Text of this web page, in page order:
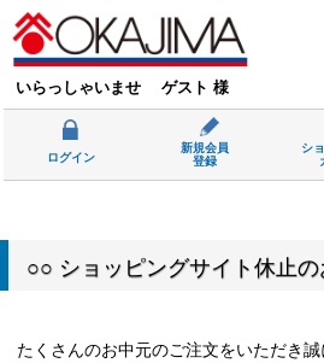
いらっしゃいませ ゲスト 様
ログイン
新規会員
登録
シ
○○ ショッピングサイト休止
たくさんのお中元のご注文をいただき誠